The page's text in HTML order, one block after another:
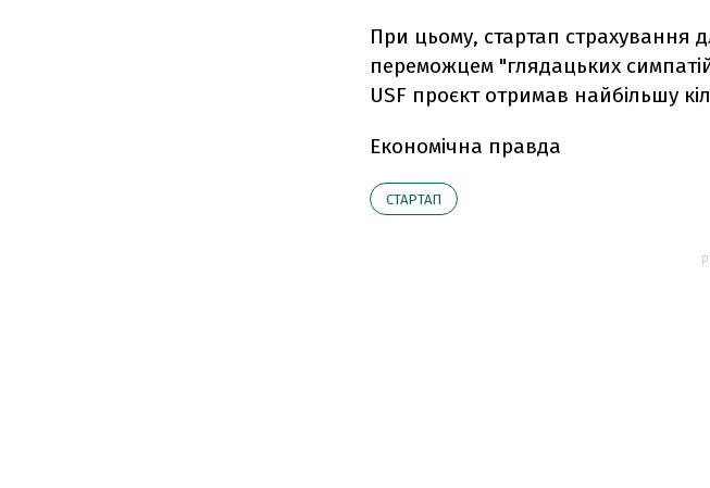
При цьому, стартап страхування
переможцем "глядацьких
USF проєкт отримав найбільшу
Економічна правда
СТАРТАП